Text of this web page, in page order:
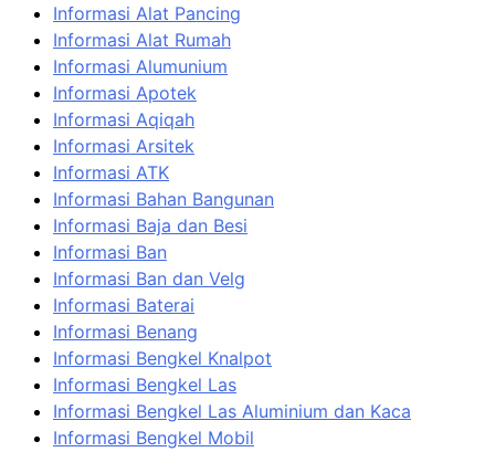
Informasi Alat Pancing
Informasi Alat Rumah
Informasi Alumunium
Informasi Apotek
Informasi Aqiqah
Informasi Arsitek
Informasi ATK
Informasi Bahan Bangunan
Informasi Baja dan Besi
Informasi Ban
Informasi Ban dan Velg
Informasi Baterai
Informasi Benang
Informasi Bengkel Knalpot
Informasi Bengkel Las
Informasi Bengkel Las Aluminium dan Kaca
Informasi Bengkel Mobil